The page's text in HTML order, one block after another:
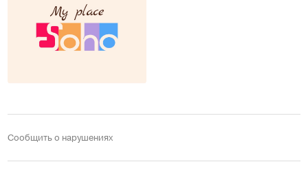
Сообщить о нарушениях